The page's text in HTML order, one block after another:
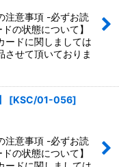
注意事項 -必ずお読
の状態について】
ードに関しましては
させて頂いておりま
[KSC/01-056]
注意事項 -必ずお読
の状態について】